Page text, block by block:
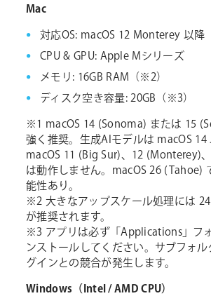
Mac
対応OS: macOS 12 Monterey 以降
CPU & GPU: Apple Mシリーズ
メモリ: 16GB RAM（※2）
ディスク空き容量: 20GB（※3）
※1 macOS 14 (Sonoma) または 15
強く推奨。生成AIモデルは macOS 14
macOS 11 (Big Sur)、12 (Monterey)
は動作しません。macOS 26 (Tahoe)
能性あり。
※2 大きなアップスケール処理には
が推奨されます。
※3 アプリは必ず「Applications」フ
ンストールしてください。サブフォ
グインとの競合が発生します。
Windows（Intel / AMD CPU）